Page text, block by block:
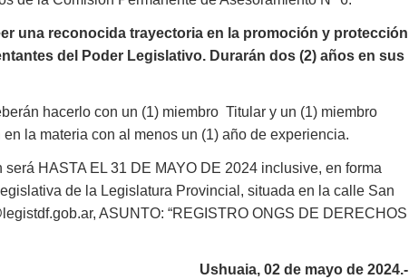
una reconocida trayectoria en la promoción y protección
del Poder Legislativo. Durarán dos (2) años en sus
hacerlo con un (1) miembro Titular y un (1) miembro
la materia con al menos un (1) año de experiencia.
HASTA EL 31 DE MAYO DE 2024 inclusive, en forma
de la Legislatura Provincial, situada en la calle San
ASUNTO: “REGISTRO ONGS DE DERECHOS
Ushuaia, 02 de mayo de 2024.-